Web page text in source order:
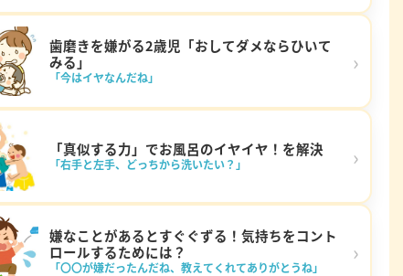
歯磨きを嫌がる2歳児「おしてダメならひいて
みる」
「今はイヤなんだね」
›
「真似する力」でお風呂のイヤイヤ！を解決
「右手と左手、どっちから洗いたい？」 ›
嫌なことがあるとすぐぐずる！気持ちをコント
ロールするためには？
「〇〇が嫌だったんだね、教えてくれてありがとうね」
›